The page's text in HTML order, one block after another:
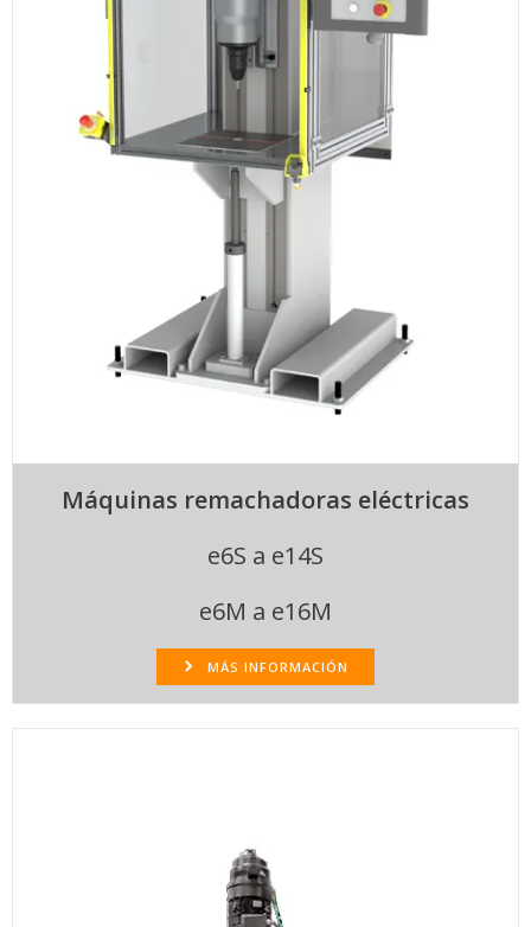
Máquinas remachadoras eléctricas
e6S a e14S
e6M a e16M
MÁS INFORMACIÓN